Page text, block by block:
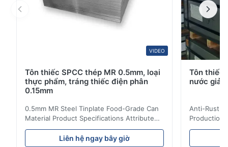
VIDEO
Tôn thiếc SPCC thép MR 0.5mm, loại
thực phẩm, tráng thiếc điện phân
0.15mm
0.5mm MR Steel Tinplate Food-Grade Can
Material Product Specifications Attribute
Value Product Name 0.5mm MR Steel
Tinplate Food-Grade Can Material Material
Liên hệ ngay bây giờ
Tôn thiếc
nước giải
Anti-Rust
Production
Value